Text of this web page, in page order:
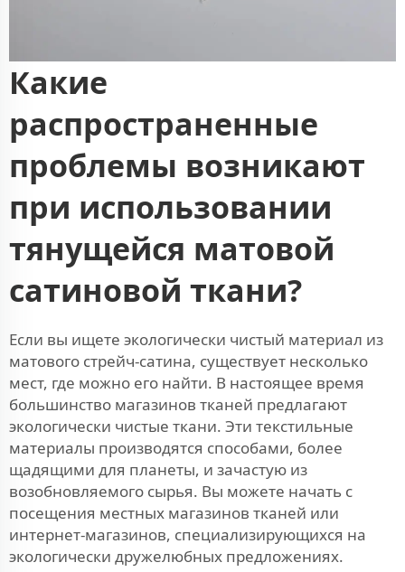
Какие
распространенные
проблемы возникают
при использовании
тянущейся матовой
сатиновой ткани?
Если вы ищете экологически чистый материал из
матового стрейч-сатина, существует несколько
мест, где можно его найти. В настоящее время
большинство магазинов тканей предлагают
экологически чистые ткани. Эти текстильные
материалы производятся способами, более
щадящими для планеты, и зачастую из
возобновляемого сырья. Вы можете начать с
посещения местных магазинов тканей или
интернет-магазинов, специализирующихся на
экологически дружелюбных предложениях.